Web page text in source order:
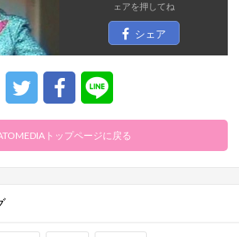
ェアを押してね
シェア
トップページに戻る